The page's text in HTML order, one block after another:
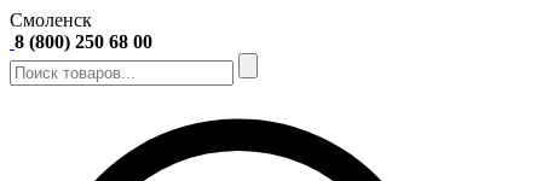
Смоленск
8 (800) 250 68 00